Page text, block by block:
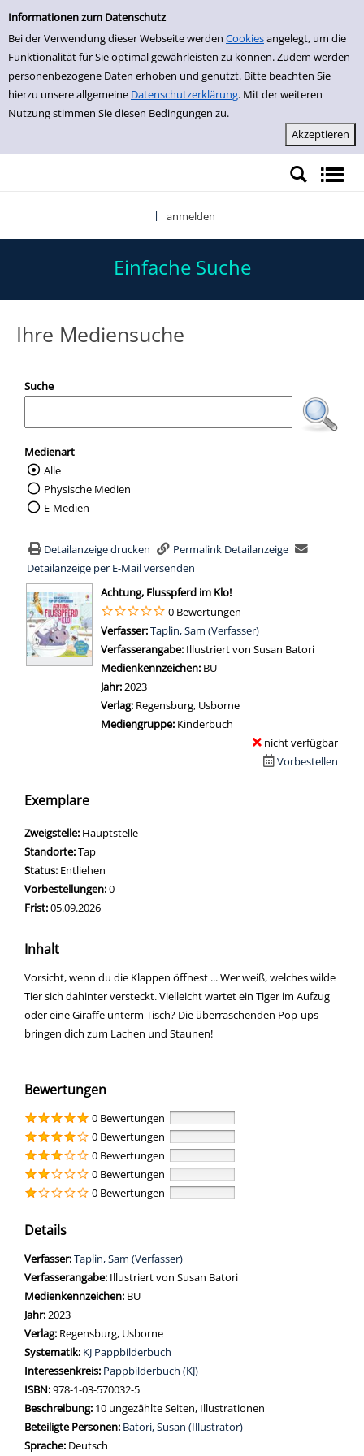
Einfache Suche
Informationen zum Datenschutz
Bei der Verwendung dieser Webseite werden Cookiesangelegt, um die
Funktionalität für Sie optimal gewährleisten zu können. Zudem werden
personenbezogene Daten erhoben und genutzt. Bitte beachten Sie
hierzu unsere allgemeine Datenschutzerklärung. Mit der weiteren
Nutzung stimmen Sie diesen Bedingungen zu.
Zur Detailanzeige springen
anmelden
Einfache Suche
Ihre Mediensuche
Suche
Medienart
Wählen Sie die Medienart nach der Sie
Alle
Physische Medien
E-Medien
Detailanzeige drucken
Permalink Detailanzeige
Detailanzeige per E-Mail versenden
wird in neuem Tab geöffnet
Achtung, Flusspferd im Klo!
0 Bewertungen
Verfasser:Suche nach diesem Verfasser
Taplin, Sam (Verfasser)
Verfasserangabe: Illustriert von Susan Batori
Medienkennzeichen: BU
Jahr: 2023
Verlag: Regensburg, Usborne
Mediengruppe: Kinderbuch
nicht verfügbar
Vorbestellen
Exemplare
Zweigstelle: Hauptstelle
Standorte:Tap
Status: Entliehen
Vorbestellungen:0
Frist:05.09.2026
Inhalt
Vorsicht, wenn du die Klappen öffnest ... Wer weiß, welches wilde
Tier sich dahinter versteckt. Vielleicht wartet ein Tiger im Aufzug
oder eine Giraffe unterm Tisch? Die überraschenden Pop-ups
bringen dich zum Lachen und Staunen!
Bewertungen
0 Bewertungen
0 Bewertungen
0 Bewertungen
0 Bewertungen
0 Bewertungen
Details
Verfasser:Suche nach diesem Verfasser
Taplin, Sam (Verfasser)
Verfasserangabe: Illustriert von Susan Batori
Medienkennzeichen: BU
Jahr: 2023
Verlag: Regensburg, Usborne
opens in new tab
Diesen Link in neuem Tab öffnen
Systematik: Suche nach dieser Systematik
KJ Pappbilderbuch
Interessenkreis: Suche nach diesem Interessenskreis
Pappbilderbuch (KJ)
ISBN:978-1-03-570032-5
Beschreibung: 10 ungezählte Seiten, Illustrationen
Beteiligte Personen: Suche nach dieser Beteiligten Person
Batori, Susan (Illustrator)
Sprache: Deutsch